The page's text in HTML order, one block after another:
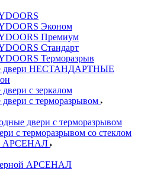
Эконом
Премиум
Стандарт
Терморазрыв
двери НЕСТАНДАРТНЫЕ
с зеркалом
с терморазрывом
двери с терморазрывом
с терморазрывом со стеклом
АРСЕНАЛ
АРСЕНАЛ